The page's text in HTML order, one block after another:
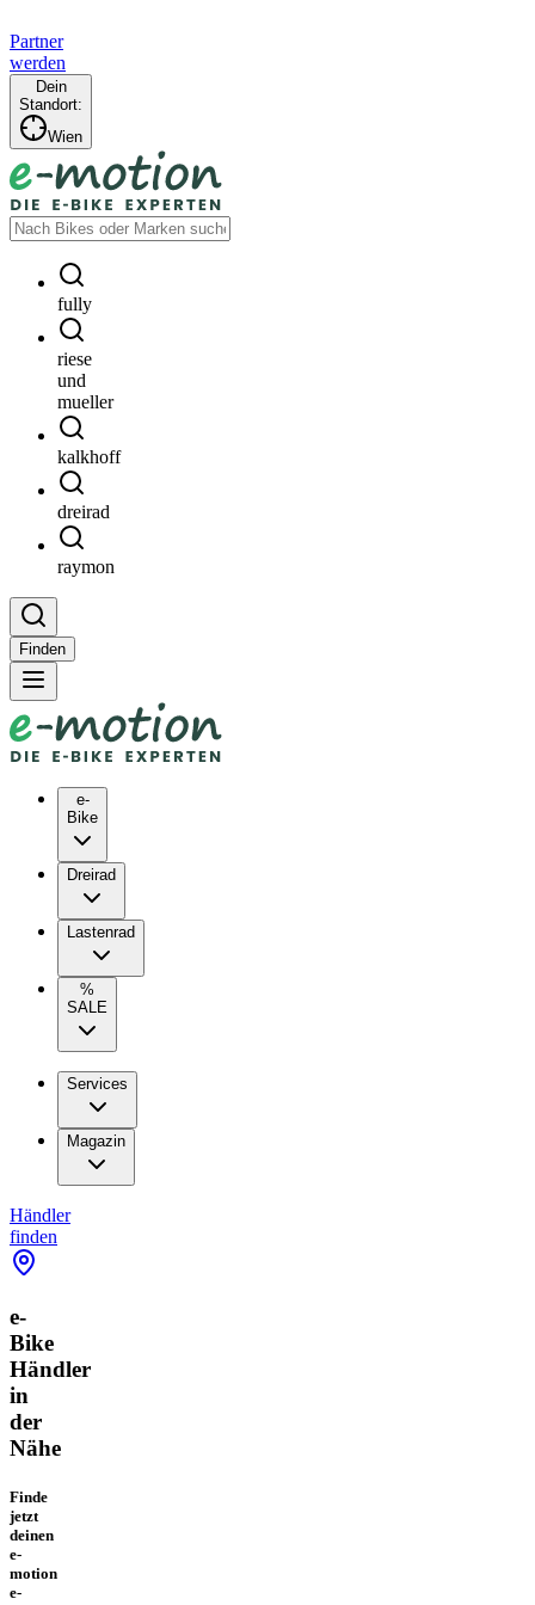
Partner
werden
Dein
Standort:
Wien
fully
riese
und
mueller
kalkhoff
dreirad
raymon
Finden
e-
Bike
Dreirad
Lastenrad
%
SALE
Services
Magazin
Händler
finden
e-
Bike
Händler
in
der
Nähe
Finde
jetzt
deinen
e-
motion
e-